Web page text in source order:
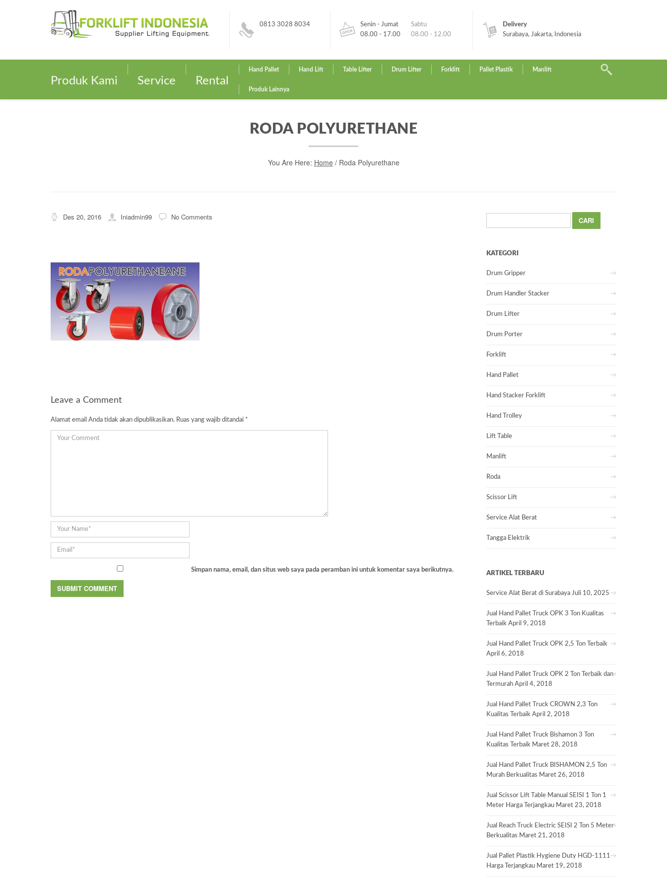
0813 3028 8034
Senin - Jumat
08.00 - 17.00
Sabtu
08.00 - 12.00
Delivery
Surabaya, Jakarta, Indonesia
Produk Kami Service Rental
Hand Pallet Hand Lift Table Lifter Drum Lifter Forklift Pallet Plastik Manlift
Produk Lainnya
RODA POLYURETHANE
You Are Here: Home/ Roda Polyurethane
Des 20, 2016 Iniadmin99 No Comments
Leave a Comment
Alamat email Anda tidak akan dipublikasikan. Ruas yang wajib ditandai *
Simpan nama, email, dan situs web saya pada peramban ini untuk komentar saya berikutnya.
untuk:
KATEGORI
Drum Gripper
Drum Handler Stacker
Drum Lifter
Drum Porter
Forklift
Hand Pallet
Hand Stacker Forklift
Hand Trolley
Lift Table
Manlift
Roda
Scissor Lift
Service Alat Berat
Tangga Elektrik
ARTIKEL TERBARU
Service Alat Berat di Surabaya Juli 10, 2025
Jual Hand Pallet Truck OPK 3 Ton Kualitas
Terbaik April 9, 2018
Jual Hand Pallet Truck OPK 2,5 Ton Terbaik
April 6, 2018
Jual Hand Pallet Truck OPK 2 Ton Terbaik dan
Termurah April 4, 2018
Jual Hand Pallet Truck CROWN 2,3 Ton
Kualitas Terbaik April 2, 2018
Jual Hand Pallet Truck Bishamon 3 Ton
Kualitas Terbaik Maret 28, 2018
Jual Hand Pallet Truck BISHAMON 2,5 Ton
Murah Berkualitas Maret 26, 2018
Jual Scissor Lift Table Manual SEISI 1 Ton 1
Meter Harga Terjangkau Maret 23, 2018
Jual Reach Truck Electric SEISI 2 Ton 5 Meter
Berkualitas Maret 21, 2018
Jual Pallet Plastik Hygiene Duty HGD-1111
Harga Terjangkau Maret 19, 2018